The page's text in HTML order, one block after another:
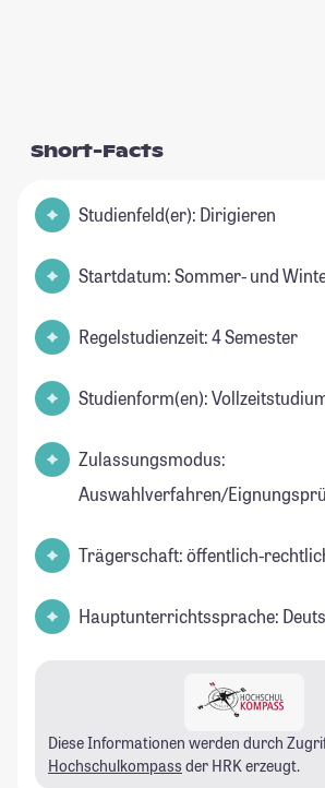
Short-Facts
Studienfeld(er): Dirigieren
Startdatum: Sommer- und
Regelstudienzeit: 4 Semester
Studienform(en):
Zulassungsmodus:
Auswahlverfahren/
Trägerschaft: öffentlich-
Hauptunterrichtssprache:
Diese Informationen werden durch
Hochschulkompass der HRK erzeugt.